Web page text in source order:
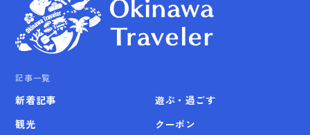
記事一覧
新着記事
観光
遊ぶ・過ごす
クーポン